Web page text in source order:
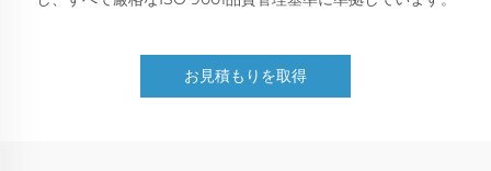
お見積もりを取得